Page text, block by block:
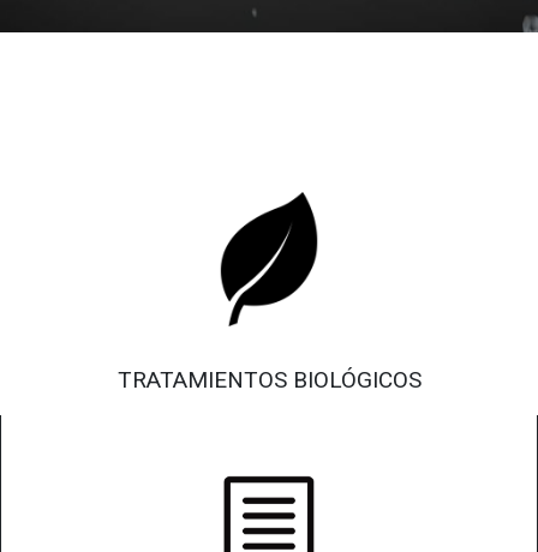
TRATAMIENTOS BIOLÓGICOS
aguas grasas de su casa o empresa.